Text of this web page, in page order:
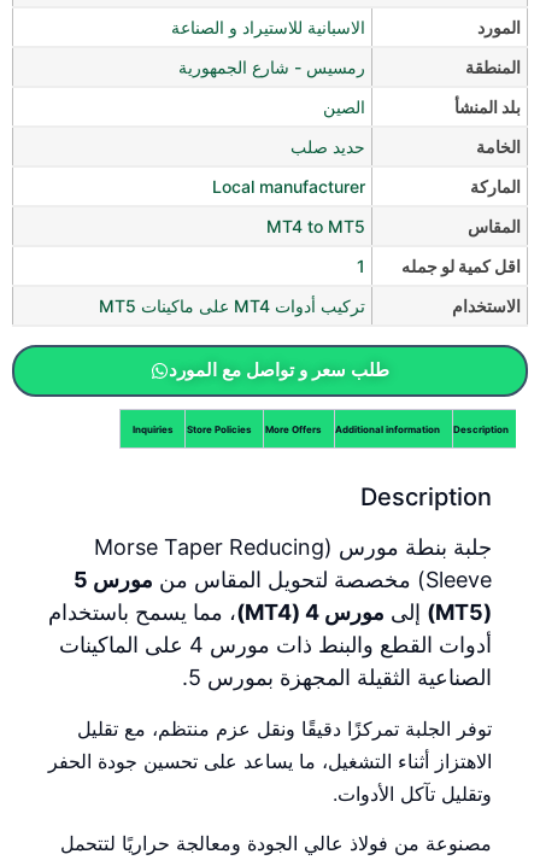
طلب سعر و تواصل مع المورد
المورد
الاسبانية للاستيراد و الصناعة
المنطقة
رمسيس - شارع الجمهورية
بلد المنشأ
الصين
الخامة
حديد صلب
الماركة
Local manufacturer
المقاس
MT4 to MT5
اقل كمية لو جمله
1
الاستخدام
تركيب أدوات MT4 على ماكينات MT5
Description
Additional information
More Offers
Store Policies
Inquiries
Description
جلبة بنطة مورس (Morse Taper Reducing
Sleeve) مخصصة لتحويل المقاس من
مورس 5
(MT5)
إلى مورس 4 (MT4)
، مما يسمح باستخدام
أدوات القطع والبنط ذات مورس 4 على الماكينات
الصناعية الثقيلة المجهزة بمورس 5.
توفر الجلبة تمركزًا دقيقًا ونقل عزم منتظم، مع تقليل
الاهتزاز أثناء التشغيل، ما يساعد على تحسين جودة الحفر
وتقليل تآكل الأدوات.
مصنوعة من فولاذ عالي الجودة ومعالجة حراريًا لتتحمل